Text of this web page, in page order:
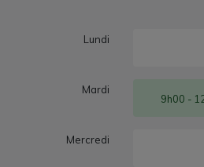
Lundi
Mardi
9h00 -
Mercredi